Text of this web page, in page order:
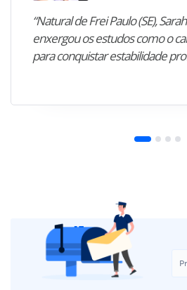
“Natural de Frei Paulo (SE),
enxergou os estudos como o
para conquistar estabilidade